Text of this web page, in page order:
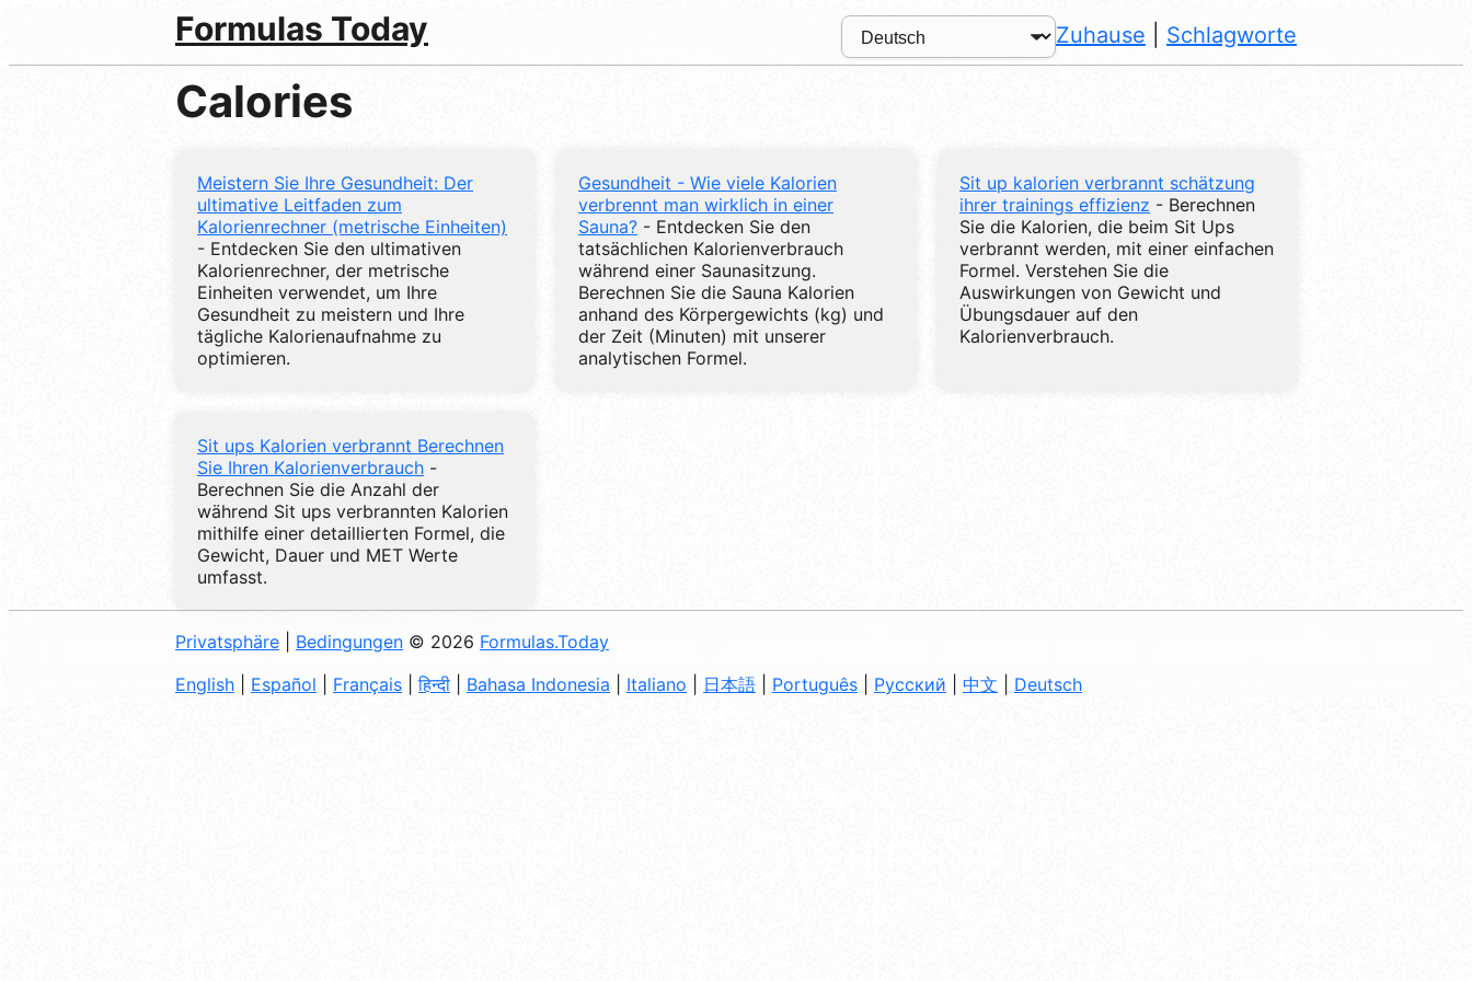
Formulas Today Zuhause Schlagworte
Calories
Meistern Sie Ihre Gesundheit: Der
ultimative Leitfaden zum
Kalorienrechner (metrische Einheiten)
- Entdecken Sie den ultimativen
Kalorienrechner, der metrische
Einheiten verwendet, um Ihre
Gesundheit zu meistern und Ihre
tägliche Kalorienaufnahme zu
optimieren.
Gesundheit - Wie viele Kalorien
verbrennt man wirklich in einer
Sauna? - Entdecken Sie den
tatsächlichen Kalorienverbrauch
während einer Saunasitzung.
Berechnen Sie die Sauna Kalorien
anhand des Körpergewichts (kg) und
der Zeit (Minuten) mit unserer
analytischen Formel.
Sit up kalorien verbrannt schätzung
ihrer trainings effizienz - Berechnen
Sie die Kalorien, die beim Sit Ups
verbrannt werden, mit einer einfachen
Formel. Verstehen Sie die
Auswirkungen von Gewicht und
Übungsdauer auf den
Kalorienverbrauch.
Sit ups Kalorien verbrannt Berechnen
Sie Ihren Kalorienverbrauch -
Berechnen Sie die Anzahl der
während Sit ups verbrannten Kalorien
mithilfe einer detaillierten Formel, die
Gewicht, Dauer und MET Werte
umfasst.
Privatsphäre Bedingungen © 2026 Formulas.Today
English
Español Français |हिन्दी Bahasa Indonesia Italiano 日本語 Português Русский 中文 Deutsch